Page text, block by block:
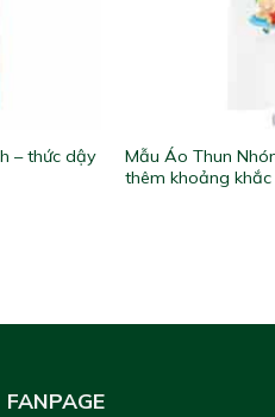
– thức dậy
Mẫu Áo Thun
thêm khoảng khắc
FANPAGE